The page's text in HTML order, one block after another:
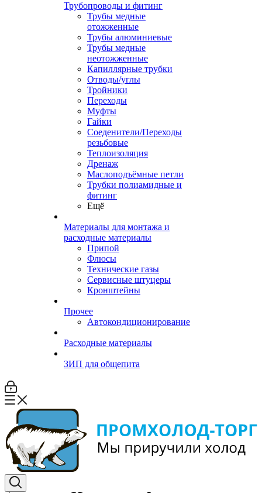
Трубопроводы и фитинг
Трубы медные
отожженные
Трубы алюминиевые
Трубы медные
неотожженные
Капиллярные трубки
Отводы/углы
Тройники
Переходы
Муфты
Гайки
Соеденители/Переходы
резьбовые
Теплоизоляция
Дренаж
Маслоподъёмные петли
Трубки полиамидные и
фитинг
Ещё
Материалы для монтажа и
расходные материалы
Припой
Флюсы
Технические газы
Сервисные штуцеры
Кронштейны
Прочее
Автокондиционирование
Расходные материалы
ЗИП для общепита